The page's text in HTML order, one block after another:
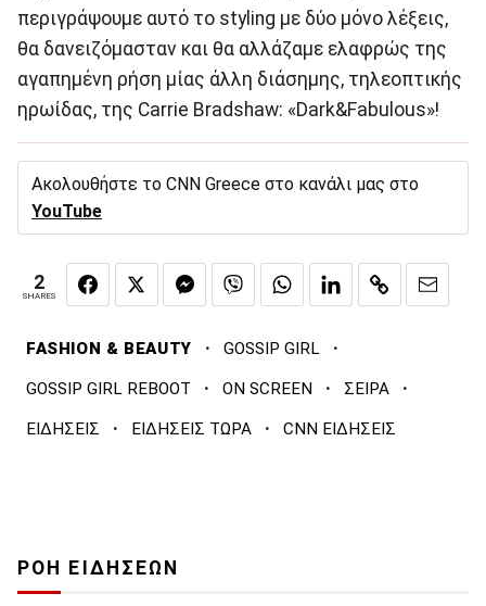
περιγράψουμε αυτό το styling με δύο μόνο λέξεις,
θα δανειζόμασταν και θα αλλάζαμε ελαφρώς της
αγαπημένη ρήση μίας άλλη διάσημης, τηλεοπτικής
ηρωίδας, της Carrie Bradshaw: «Dark&Fabulous»!
Ακολουθήστε το CNN Greece στο κανάλι μας στο
YouTube
2
SHARES
FASHION & BEAUTY · GOSSIP GIRL ·
GOSSIP GIRL REBOOT · ON SCREEN · ΣΕΙΡΑ ·
ΕΙΔΗΣΕΙΣ · ΕΙΔΗΣΕΙΣ ΤΩΡΑ · CNN ΕΙΔΗΣΕΙΣ
ΡΟΗ ΕΙΔΗΣΕΩΝ